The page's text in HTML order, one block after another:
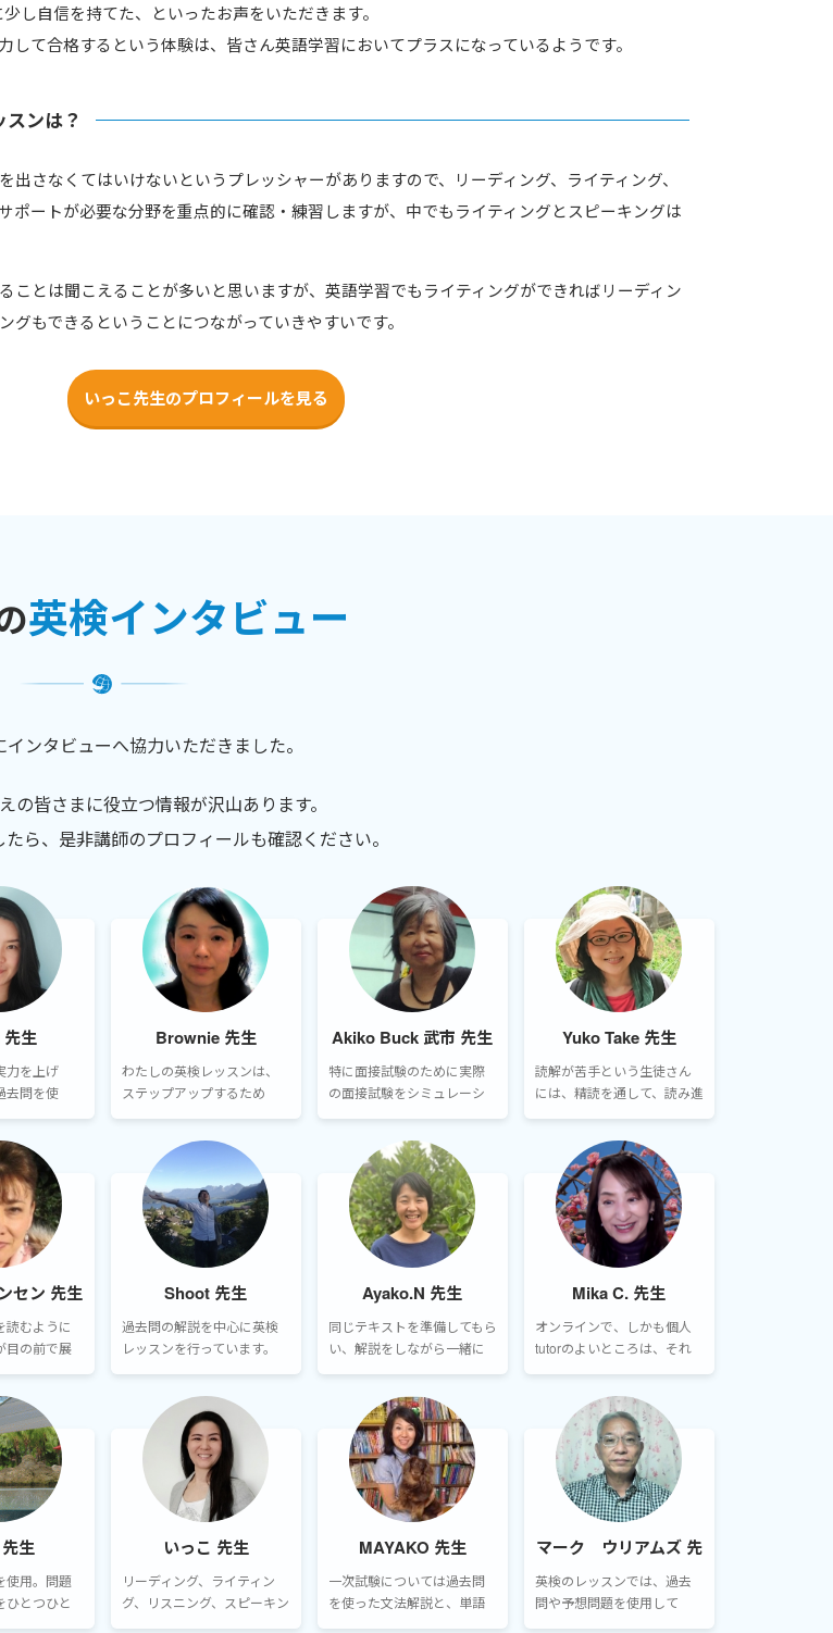
し自信を持てた、といったお声をいただきます。
して合格するという体験は、皆さん英語学習においてプラスになっているようです。
ンは？
出さなくてはいけないというプレッシャーがありますので、リーディング、ライティング、
ポートが必要な分野を重点的に確認・練習しますが、中でもライティングとスピーキングは
ことは聞こえることが多いと思いますが、英語学習でもライティングができればリーディン
もできるということにつながっていきやすいです。
いっこ先生のプロフィールを見る
英検インタビュー
ンタビューへ協力いただきました。
の皆さまに役立つ情報が沢山あります。
ら、是非講師のプロフィールも確認ください。
生
力を上げ
去問を使
ます。
Brownie 先生
わたしの英検レッスンは、
ステップアップするため
「理解してわかる」、こと
を心がけて説明するように
しています。
Akiko Buck 武市 先生
特に面接試験のために実際
の面接試験をシミュレーシ
Yuko Take 先生
読解が苦手という生徒さん
には、精読を通して、読み進
たものを共有し、確認・修
正をし、レッスン後に、修
正したものをお送りして、復
習していただけるようにし
ております。
セン 先生
読むように
目の前で展
読み（文の
法）もしま
Shoot 先生
過去問の解説を中心に英検
レッスンを行っています。
Ayako.N 先生
同じテキストを準備してもら
い、解説をしながら一緒に
のポイントや必要なフォロ
ーを行う。
Mika C. 先生
オンラインで、しかも個人
tutorのよいところは、それ
ジネスマン、リタイヤされた
方や主婦の方など、生活スタ
イルもかけられる学習時間
もまったく異なりますか
生
使用。問題
ひとつひと
いっこ 先生
リーディング、ライティン
グ、リスニング、スピーキン
MAYAKO 先生
一次試験については過去問
を使った文法解説と、単語
マーク ウリアムズ 先
生
英検のレッスンでは、過去
問や予想問題を使用して